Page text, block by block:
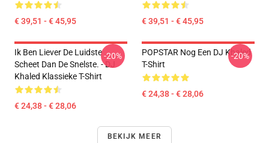
€ 39,51 - € 45,95 € 39,51 - € 45,95
Ik Ben Liever De Luidste
Scheet Dan De Snelste. - DJ
Khaled Klassieke T-Shirt
€ 24,38 - € 28,06
-20%
POPSTAR Nog Een DJ Khaled
T-Shirt
€ 24,38 - € 28,06
-20%
BEKIJK MEER